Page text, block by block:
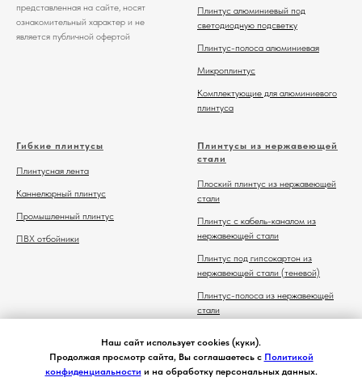
Наш сайт использует cookies (куки).
Продолжая просмотр сайта, Вы соглашаетесь с Политикой
конфиденциальности и на обработку персональных данных.
представленная на сайте, носят
ознакомительный характер и не
является публичной офертой
Плинтус алюминиевый под
светодиодную подсветку
Плинтус-полоса алюминиевая
Микроплинтус
Комплектующие для алюминиевого
плинтуса
Гибкие плинтусы
Плинтусная лента
Каннелюрный плинтус
Промышленный плинтус
ПВХ отбойники
Плинтусы из нержавеющей
стали
Плоский плинтус из нержавеющей
стали
Плинтус с кабель-каналом из
нержавеющей стали
Плинтус под гипсокартон из
нержавеющей стали (теневой)
Плинтус-полоса из нержавеющей
стали
нержавеющей стали